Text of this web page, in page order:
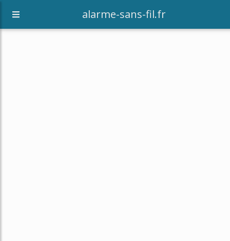
alarme-sans-fil.fr